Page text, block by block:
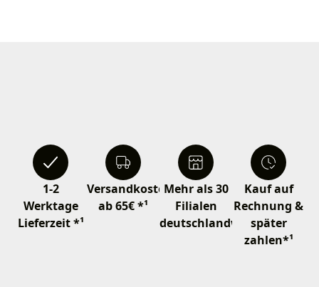
1-2
Werktage
Lieferzeit *¹
Versandkostenfrei
ab 65€ *¹
Mehr als 30
Filialen
deutschlandweit
Kauf auf
Rechnung &
später
zahlen*¹